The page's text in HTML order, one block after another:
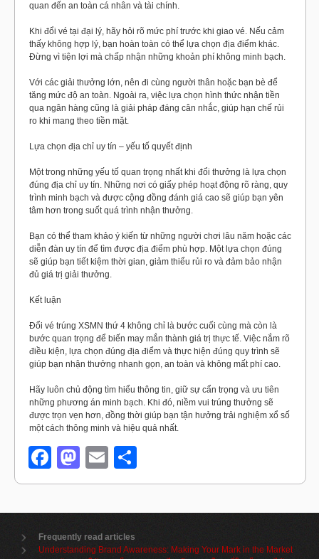
quan đến an toàn cá nhân và tài chính.
Khi đổi vé tại đại lý, hãy hỏi rõ mức phí trước khi giao vé. Nếu cảm
thấy không hợp lý, bạn hoàn toàn có thể lựa chọn địa điểm khác.
Đừng vì tiện lợi mà chấp nhận những khoản phí không minh bạch.
Với các giải thưởng lớn, nên đi cùng người thân hoặc bạn bè để
tăng mức độ an toàn. Ngoài ra, việc lựa chọn hình thức nhận tiền
qua ngân hàng cũng là giải pháp đáng cân nhắc, giúp hạn chế rủi
ro khi mang theo tiền mặt.
Lựa chọn địa chỉ uy tín – yếu tố quyết định
Một trong những yếu tố quan trọng nhất khi đổi thưởng là lựa chọn
đúng địa chỉ uy tín. Những nơi có giấy phép hoạt động rõ ràng, quy
trình minh bạch và được cộng đồng đánh giá cao sẽ giúp bạn yên
tâm hơn trong suốt quá trình nhận thưởng.
Bạn có thể tham khảo ý kiến từ những người chơi lâu năm hoặc các
diễn đàn uy tín để tìm được địa điểm phù hợp. Một lựa chọn đúng
sẽ giúp bạn tiết kiệm thời gian, giảm thiểu rủi ro và đảm bảo nhận
đủ giá trị giải thưởng.
Kết luận
Đổi vé trúng XSMN thứ 4 không chỉ là bước cuối cùng mà còn là
bước quan trọng để biến may mắn thành giá trị thực tế. Việc nắm rõ
điều kiện, lựa chọn đúng địa điểm và thực hiện đúng quy trình sẽ
giúp bạn nhận thưởng nhanh gọn, an toàn và không mất phí cao.
Hãy luôn chủ động tìm hiểu thông tin, giữ sự cẩn trọng và ưu tiên
những phương án minh bạch. Khi đó, niềm vui trúng thưởng sẽ
được trọn vẹn hơn, đồng thời giúp bạn tận hưởng trải nghiệm xổ số
một cách thông minh và hiệu quả nhất.
Facebook
Mastodon
Email
Frequently read articles
Understanding Brand Awareness: Making Your Mark in the Market